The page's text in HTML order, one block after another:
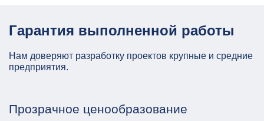
Гарантия выполненной работы
Нам доверяют разработку проектов крупные и средние
предприятия.
Прозрачное ценообразование